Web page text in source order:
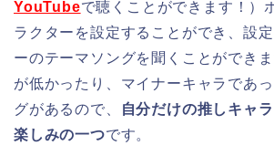
YouTubeで聴くことができます！）
ラクターを設定することができ、設
ーのテーマソングを聞くことができ
が低かったり、マイナーキャラであ
グがあるので、
自分だけの推しキャ
楽しみの一つです。